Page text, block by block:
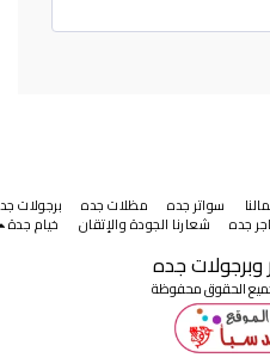
جده
سواتر جده مظلات جده برجولات جده
جده شعارنا الجودة والإتقان خيام جدة